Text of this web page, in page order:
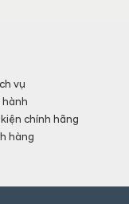
vụ
chính hãng
hàng